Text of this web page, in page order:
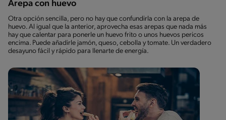
Arepa con huevo
Otra opción sencilla, pero no hay que confundirla con la arepa de
huevo. Al igual que la anterior, aprovecha esas arepas que nada más
hay que calentar para ponerle un huevo frito o unos huevos pericos
encima. Puede añadirle jamón, queso, cebolla y tomate. Un verdadero
desayuno fácil y rápido para llenarte de energía.